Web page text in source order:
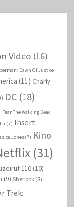
Video (16)
Dawn Of Justice
(11) Charly
DC (18)
Fear The Walking Dead
(7) Insert
Jones (7) Kino
(31)
110 (10)
(9) Sherlock (8)
Trek: